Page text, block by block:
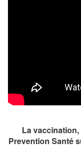
La
Prevention Santé